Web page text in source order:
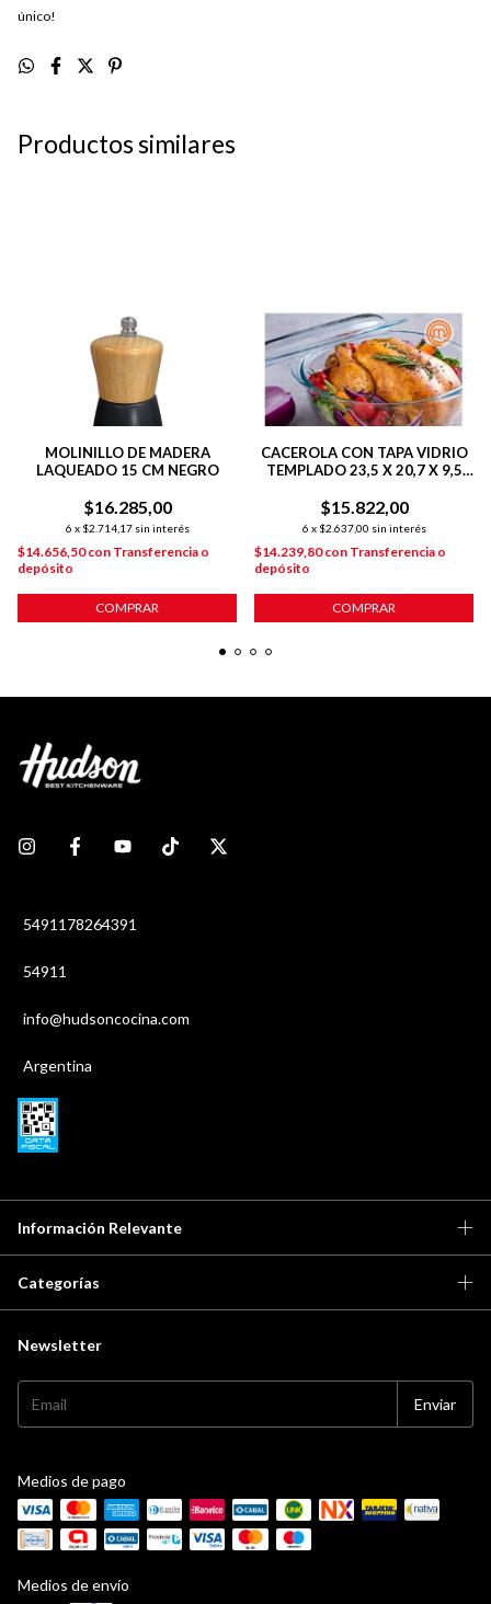
único!
Productos similares
MOLINILLO DE MADERA
LAQUEADO 15 CM NEGRO
$16.285,00
6 x $2.714,17 sin interés
$14.656,50con Transferencia o
depósito
COMPRAR
CACEROLA CON TAPA VIDRIO
TEMPLADO 23,5 X 20,7 X 9,5
$15.822,00
6 x $2.637,00 sin interés
$14.239,80con Transferencia o
depósito
COMPRAR
5491178264391
54911
info@hudsoncocina.com
Argentina
Información Relevante
Categorías
Newsletter
Medios de pago
Medios de envío